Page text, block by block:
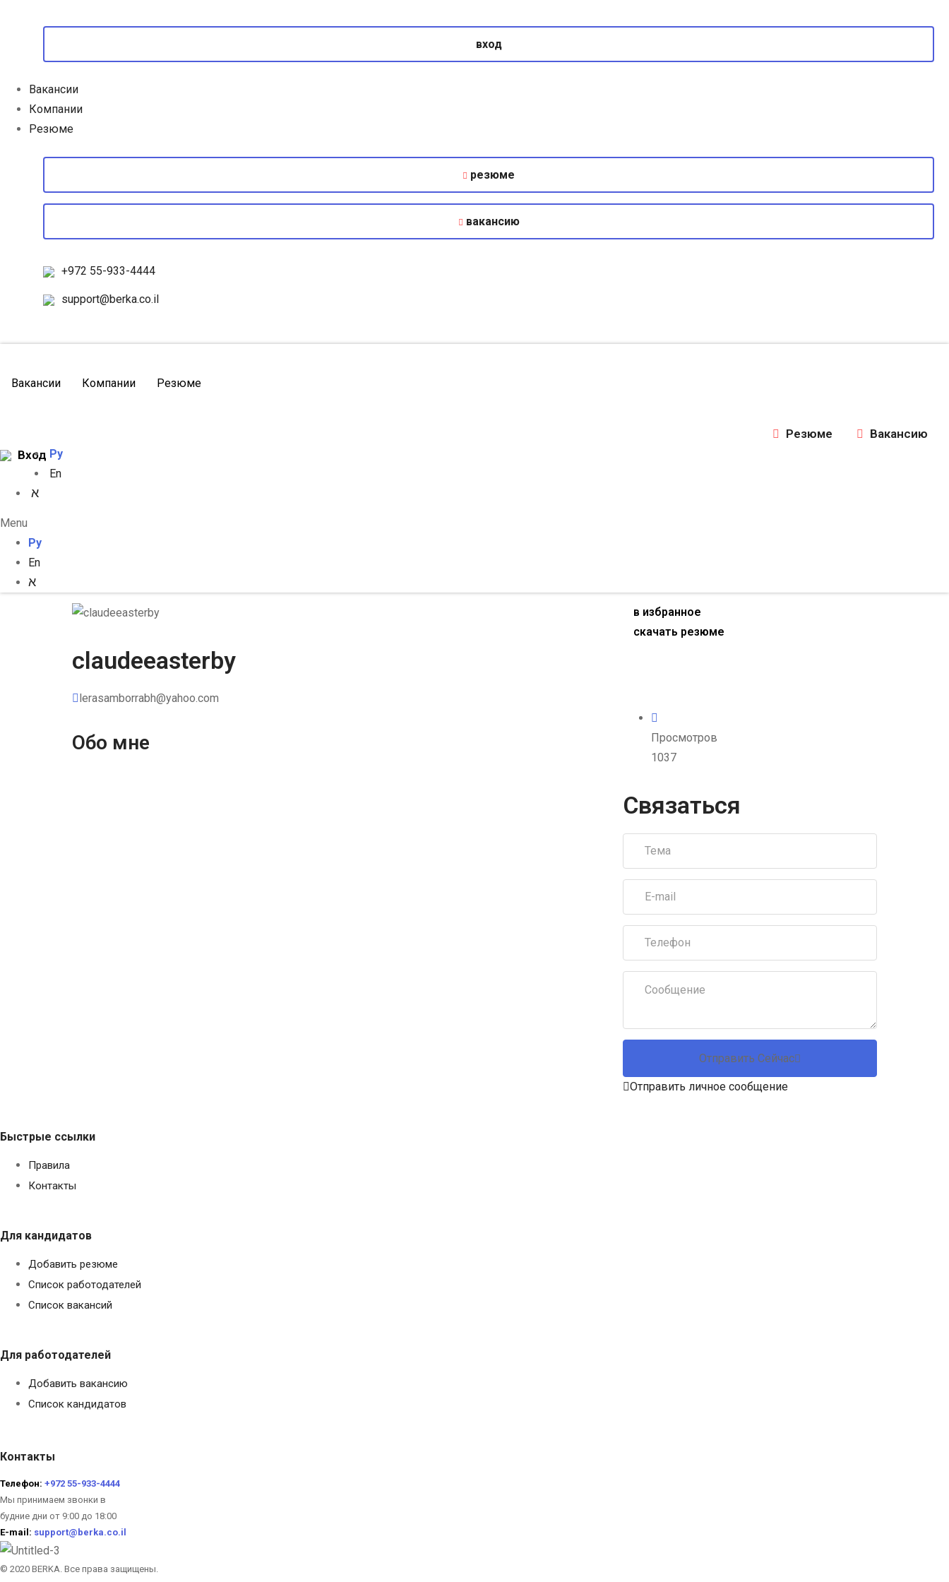
вход
Вакансии
Компании
Резюме
резюме
вакансию
+972 55-933-4444
support@berka.co.il
Вакансии Компании Резюме
Резюме
Вакансию
Вход Ру
En
א
Menu
Ру
En
א
claudeeasterby
lerasamborrabh@yahoo.com
в избранное
скачать резюме
Обо мне
Просмотров
1037
Связаться
Отправить Сейчас
Отправить личное сообщение
Быстрые ссылки
Правила
Контакты
Для кандидатов
Добавить резюме
Список работодателей
Список вакансий
Для работодателей
Добавить вакансию
Список кандидатов
Контакты
Телефон: +972 55-933-4444
Мы принимаем звонки в
будние дни от 9:00 до 18:00
E-mail: support@berka.co.il
© 2020 BERKA. Все права защищены.